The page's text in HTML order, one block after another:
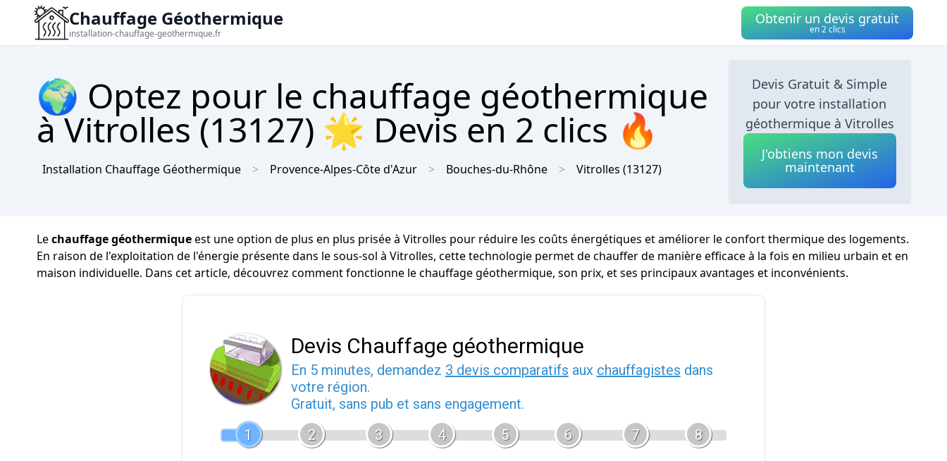
Chauffage Géothermique
installation-chauffage-geothermique.fr
Obtenir un devis gratuit
en 2 clics
🌍 Optez pour le chauffage géothermique
à Vitrolles (13127) 🌟 Devis en 2 clics 🔥
Installation Chauffage Géothermique Provence-Alpes-Côte d'Azur Bouches-du-Rhône Vitrolles (13127)
Devis Gratuit & Simple
pour votre installation
géothermique à Vitrolles
J'obtiens mon devis
maintenant
Lechauffage géothermiqueest une option de plus en plus prisée à Vitrolles pour réduire les coûts énergétiques et améliorer le confort thermique des logements.
En raison de l'exploitation de l'énergie présente dans le sous-sol à Vitrolles, cette technologie permet de chauffer de manière efficace à la fois en milieu urbain et en
maison individuelle. Dans cet article, découvrez comment fonctionne le chauffage géothermique, son prix, et ses principaux avantages et inconvénients.
Devis Chauffage géothermique
En 5 minutes, demandez 3 devis comparatifs aux chauffagistes dans
votre région.
Gratuit, sans pub et sans engagement.
1
2 3 4 5 6 7 8